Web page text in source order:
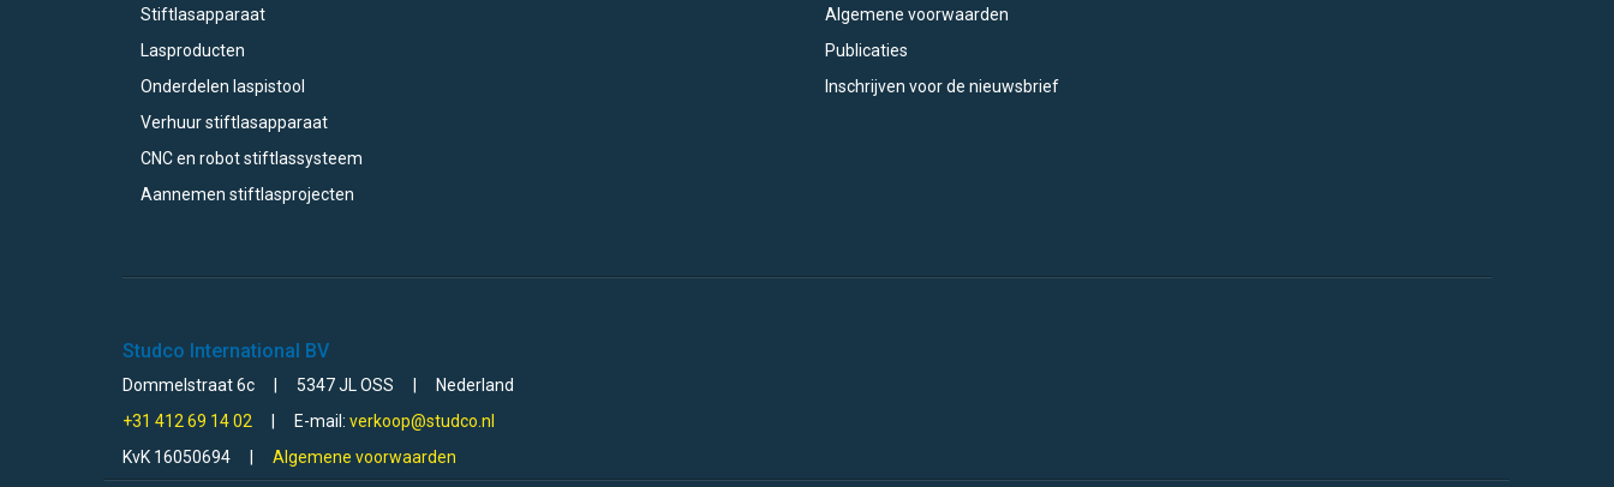
Stiftlasapparaat
Lasproducten
Onderdelen laspistool
Verhuur stiftlasapparaat
CNC en robot stiftlassysteem
Aannemen stiftlasprojecten
Algemene voorwaarden
Publicaties
Inschrijven voor de nieuwsbrief
Studco International BV
Dommelstraat 6c 5347 JL OSS
Nederland
+31 412 69 14 02
E-mail: verkoop@studco.nl
KvK 16050694
Algemene voorwaarden